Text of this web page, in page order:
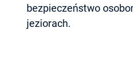
bezpieczeństwo
jeziorach.